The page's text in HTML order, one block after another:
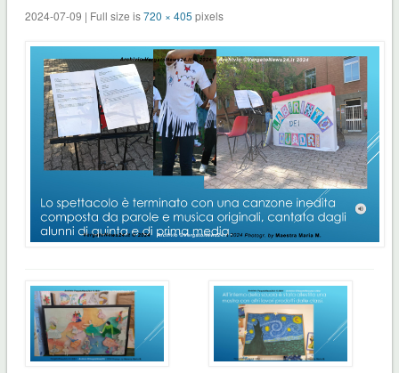
2024-07-09 | Full size is720 × 405 pixels